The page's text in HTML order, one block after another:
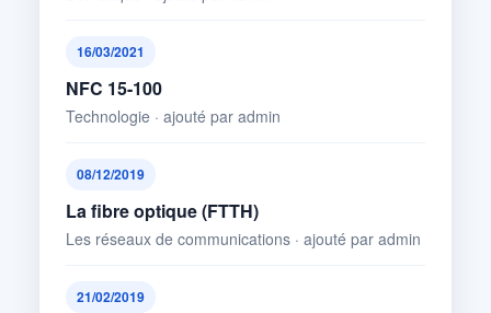
16/03/2021
NFC 15-100
Technologie · ajouté par admin
08/12/2019
La fibre optique (FTTH)
Les réseaux de communications · ajouté par admin
21/02/2019